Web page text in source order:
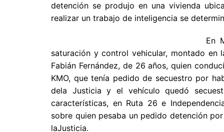
detención se produjo en una vivienda
realizar un trabajo de inteligencia se
En
saturación y control vehicular, montado en
Fabián Fernández, de 26 años, quien
KMO, que tenía pedido de secuestro por
dela Justicia y el vehículo quedó
características, en Ruta 26 e
sobre quien pesaba un pedido detención
laJusticia.